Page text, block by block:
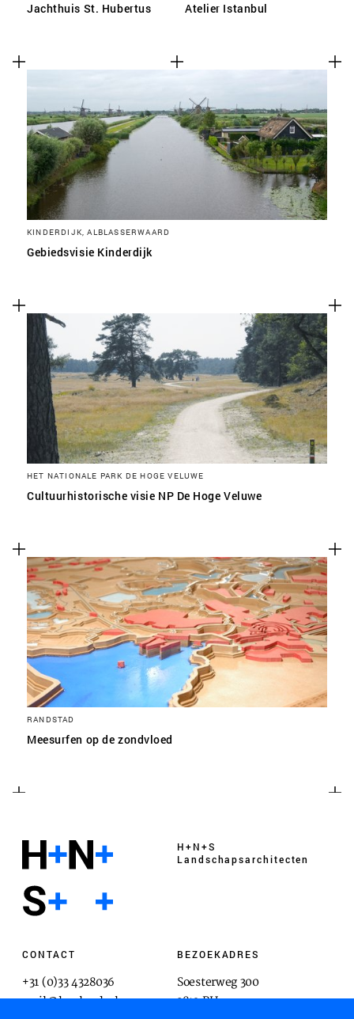
Jachthuis St. Hubertus Atelier Istanbul
KINDERDIJK, ALBLASSERWAARD
Gebiedsvisie Kinderdijk
HET NATIONALE PARK DE HOGE VELUWE
Cultuurhistorische visie NP De Hoge Veluwe
RANDSTAD
Meesurfen op de zondvloed
H+N+S
Landschaps­architecten
CONTACT
+31 (0)33 4328036
mail@hnsland.nl
BEZOEKADRES
Soesterweg 300
3812 BH